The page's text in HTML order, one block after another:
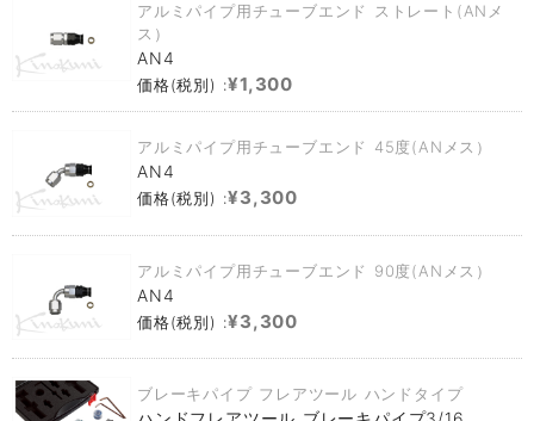
アルミパイプ用チューブエンド ストレート(ANメ
ス）
AN4
価格(税別) :¥1,300
アルミパイプ用チューブエンド 45度(ANメス）
AN4
価格(税別) :¥3,300
アルミパイプ用チューブエンド 90度(ANメス）
AN4
価格(税別) :¥3,300
ブレーキパイプ フレアツール ハンドタイプ